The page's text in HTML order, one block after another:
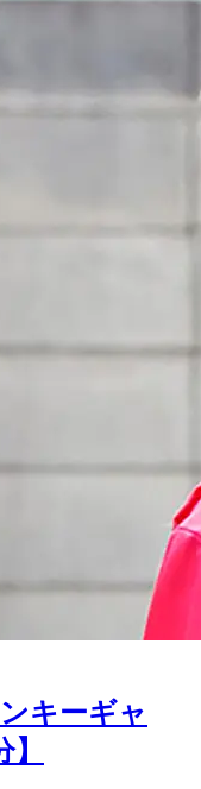
キーギャ